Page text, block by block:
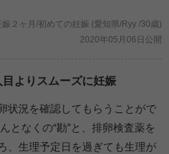
娠２ヶ月/初めての妊娠 (愛知県/Ryy /30歳)
2020年05月06日公開
よりスムーズに妊娠
状況を確認してもらうことがで
となくの“勘”と、排卵検査薬を
、生理予定日を過ぎても生理が